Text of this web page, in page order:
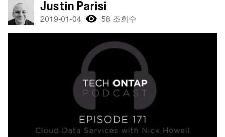
Justin Parisi
2019-01-04 58 조회수